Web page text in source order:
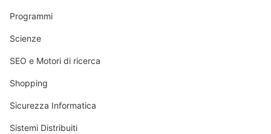
Programmi
Scienze
SEO e Motori di ricerca
Shopping
Sicurezza Informatica
Sistemi Distribuiti